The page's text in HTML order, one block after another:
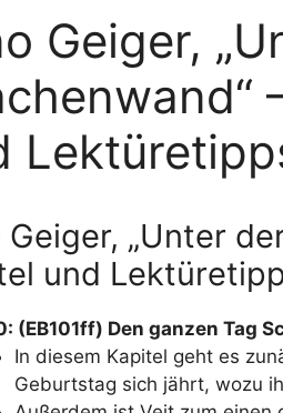
Geiger,
Geiger, „Unter
und
(EB101ff) Den ganzen Tag
In diesem Kapitel geht es
Geburtstag sich jährt, wozu